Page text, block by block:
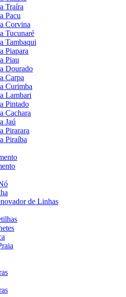
Traíra
Pacu
Corvina
Tucunaré
Tambaqui
Piapara
Piau
Dourado
Carpa
Curimba
Lambari
Pintado
Cachara
Jaú
Pirarara
Piraíba
de Linhas